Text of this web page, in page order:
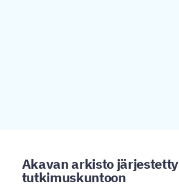
Akavan arkisto järjestetty
tutkimuskuntoon